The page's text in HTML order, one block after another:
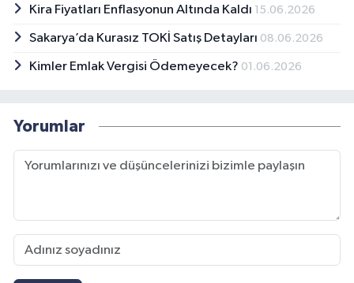
Kira Fiyatları Enflasyonun Altında Kaldı 15.06.2026
Sakarya’da Kurasız TOKİ Satış Detayları 08.06.2026
Kimler Emlak Vergisi Ödemeyecek? 01.06.2026
Yorumlar